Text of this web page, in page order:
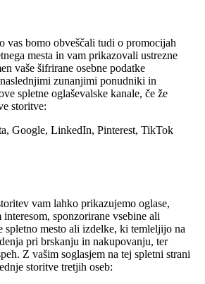
vas bomo obveščali tudi o promocijah
mesta in vam prikazovali ustrezne
vaše šifrirane osebne podatke
zunanjimi ponudniki in
spletne oglaševalske kanale, če že
storitve:
Google, LinkedIn, Pinterest, TikTok
vam lahko prikazujemo oglase,
sponzorirane vsebine ali
spletno mesto ali izdelke, ki temleljijo na
pri brskanju in nakupovanju, ter
Z vašim soglasjem na tej spletni strani
storitve tretjih oseb: